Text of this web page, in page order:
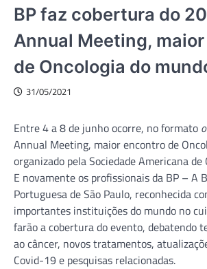
BP faz cobertura do
Annual Meeting,
de Oncologia do
31/05/2021
Entre 4 a 8 de junho ocorre, no formato
Annual Meeting, maior encontro de
organizado pela Sociedade Americana de
E novamente os profissionais da BP – A
Portuguesa de São Paulo, reconhecida
importantes instituições do mundo no
farão a cobertura do evento, debatendo
ao câncer, novos tratamentos,
Covid-19 e pesquisas relacionadas.